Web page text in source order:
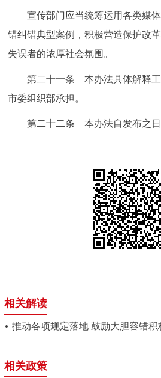
宣传部门应当统筹运用各类媒体
错纠错典型案例，积极营造保护改
失误者的浓厚社会氛围。
第二十一条 本办法具体解释工
市委组织部承担。
第二十二条 本办法自发布之日
相关解读
推动各项规定落地 鼓励大胆容错积
相关政策